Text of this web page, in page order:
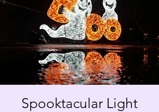
Spooktacular Light